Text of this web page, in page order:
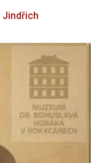
Jindřich